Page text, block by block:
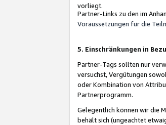
vorliegt.
Partner-Links zu den im
Voraussetzungen für die
5. Einschränkungen in
Partner-Tags sollten nur
versuchst, Vergütungen
oder Kombination von
Partnerprogramm.
Gelegentlich können wir die
behält sich (ungeachtet